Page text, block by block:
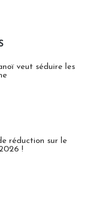
veut séduire les
réduction sur le
!